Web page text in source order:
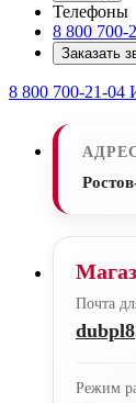
Телефоны
8 800 700-
Заказать
8 800 700-21-04
Почта
Режим